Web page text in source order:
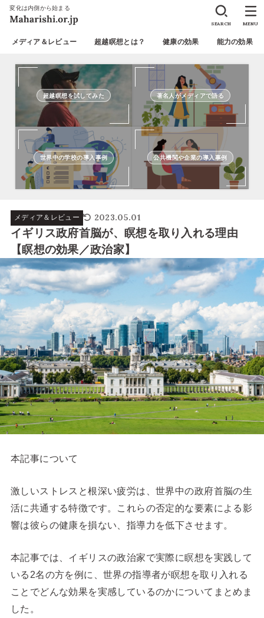
変化は内側から始まる
メディア＆レビュー 超越瞑想とは？ 健康の効果 能力の効果
SEARCH MENU
超越瞑想を試してみた 著名人がメディアで語る
世界中の学校の導入事例 公共機関や企業の導入事例
メディア＆レビュー 2023.05.01
イギリス政府首脳が、瞑想を取り入れる理由
【瞑想の効果／政治家】
本記事について
激しいストレスと根深い疲労は、世界中の政府首脳の生
活に共通する特徴です。これらの否定的な要素による影
響は彼らの健康を損ない、指導力を低下させます。
本記事では、イギリスの政治家で実際に瞑想を実践して
いる2名の方を例に、世界の指導者が瞑想を取り入れる
ことでどんな効果を実感しているのかについてまとめま
した。